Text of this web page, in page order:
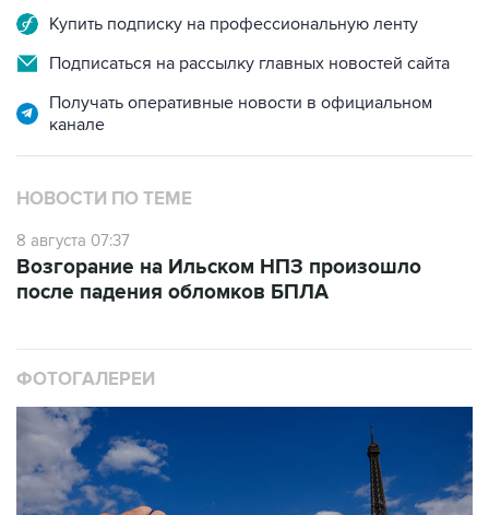
Купить подписку на профессиональную ленту
Подписаться на рассылку главных новостей сайта
Получать оперативные новости в официальном
канале
НОВОСТИ ПО ТЕМЕ
8 августа 07:37
Возгорание на Ильском НПЗ произошло
после падения обломков БПЛА
ФОТОГАЛЕРЕИ